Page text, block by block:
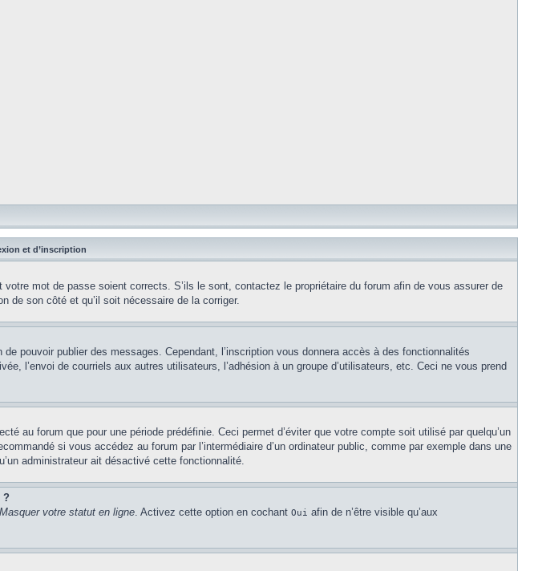
et d’inscription
mot de passe soient corrects. S’ils le sont, contactez le propriétaire du forum afin de vous assurer de
de son côté et qu’il soit nécessaire de la corriger.
pouvoir publier des messages. Cependant, l’inscription vous donnera accès à des fonctionnalités
l’envoi de courriels aux autres utilisateurs, l’adhésion à un groupe d’utilisateurs, etc. Ceci ne vous prend
au forum que pour une période prédéfinie. Ceci permet d’éviter que votre compte soit utilisé par quelqu’un
si vous accédez au forum par l’intermédiaire d’un ordinateur public, comme par exemple dans une
administrateur ait désactivé cette fonctionnalité.
?
Masquer votre statut en ligne. Activez cette option en cochant Oui afin de n’être visible qu’aux